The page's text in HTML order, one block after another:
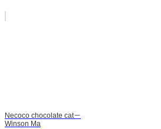
Necoco chocolate cat－
Winson Ma